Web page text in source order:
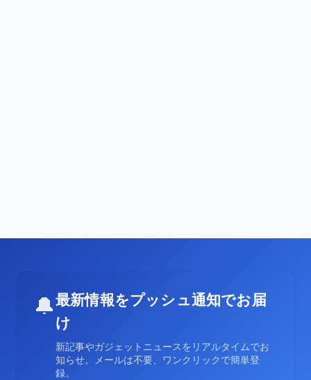
🔔最新情報をプッシュ通知でお届
け
新記事やガジェットニュースをリアルタイムでお
知らせ。メールは不要、ワンクリックで簡単登
録。